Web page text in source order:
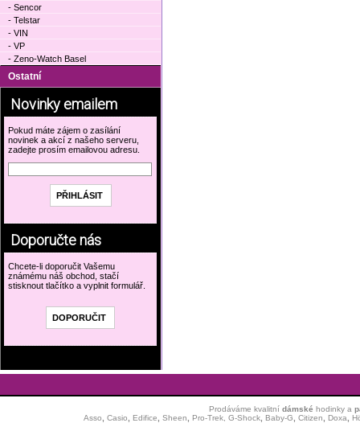
- Sencor
- Telstar
- VIN
- VP
- Zeno-Watch Basel
Ostatní
Novinky emailem
Pokud máte zájem o zasílání
novinek a akcí z našeho serveru,
zadejte prosím emailovou adresu.
Doporučte nás
Chcete-li doporučit Vašemu
známému náš obchod, stačí
stisknout tlačítko a vyplnit formulář.
Prodáváme kvalitní dámské hodinkya
Asso
Casio Edifice Sheen Pro-Trek, G-Shock, Baby-G Citizen Doxa